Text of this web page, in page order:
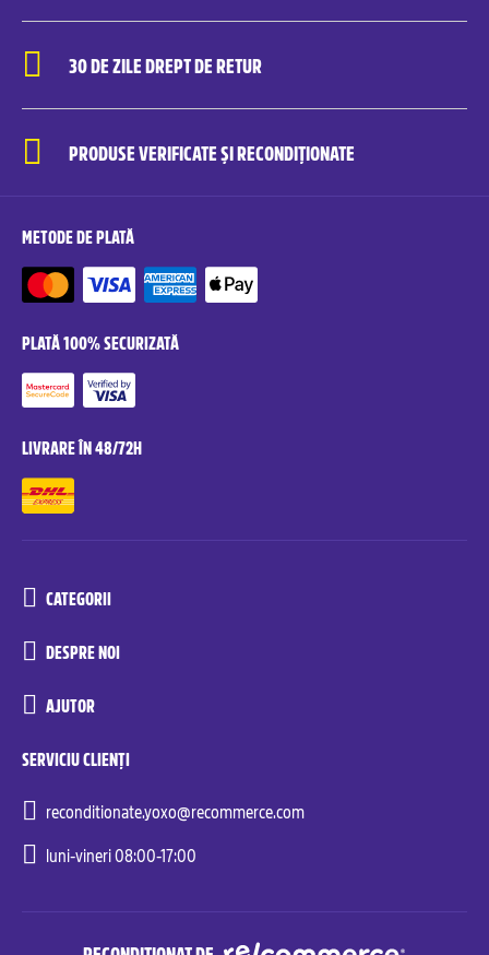
30 DE ZILE DREPT DE RETUR
PRODUSE VERIFICATE ȘI RECONDIȚIONATE
METODE DE PLATĂ
PLATĂ 100% SECURIZATĂ
LIVRARE ÎN 48/72H
CATEGORII
DESPRE NOI
AJUTOR
SERVICIU CLIENȚI
reconditionate.yoxo@recommerce.com
luni-vineri 08:00-17:00